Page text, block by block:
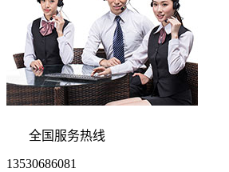
全国服务热线
13530686081